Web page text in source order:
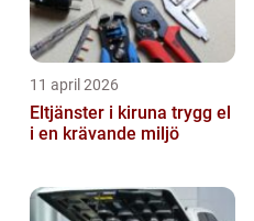
11 april 2026
Eltjänster i kiruna trygg el
i en krävande miljö